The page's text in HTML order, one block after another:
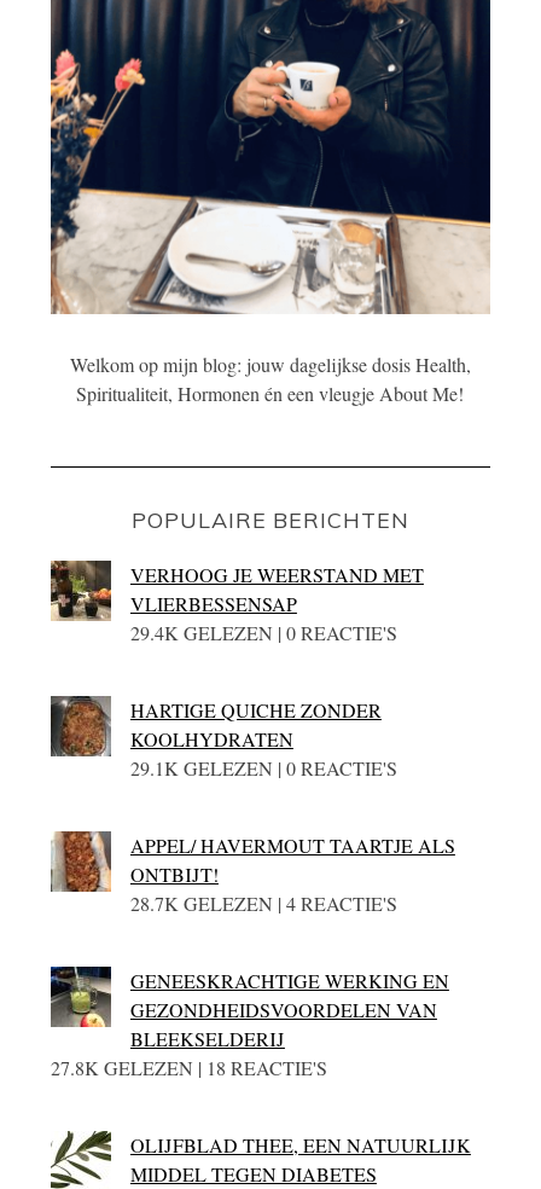
Welkom op mijn blog: jouw dagelijkse dosis Health,
Spiritualiteit, Hormonen én een vleugje About Me!
POPULAIRE BERICHTEN
VERHOOG JE WEERSTAND MET
VLIERBESSENSAP
29.4K GELEZEN | 0 REACTIE'S
HARTIGE QUICHE ZONDER
KOOLHYDRATEN
29.1K GELEZEN | 0 REACTIE'S
APPEL/ HAVERMOUT TAARTJE ALS
ONTBIJT!
28.7K GELEZEN | 4 REACTIE'S
GENEESKRACHTIGE WERKING EN
GEZONDHEIDSVOORDELEN VAN
BLEEKSELDERIJ
27.8K GELEZEN | 18 REACTIE'S
OLIJFBLAD THEE, EEN NATUURLIJK
MIDDEL TEGEN DIABETES